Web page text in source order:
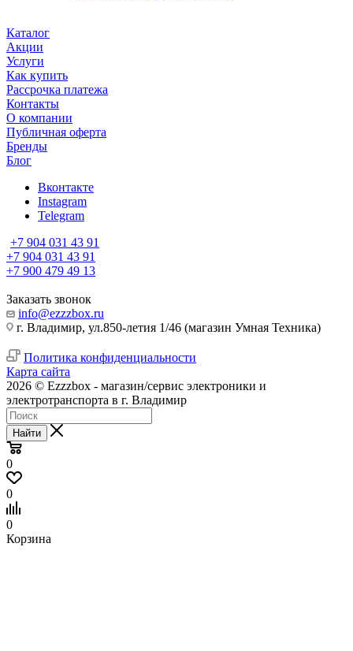
Каталог
Акции
Услуги
Как купить
Рассрочка платежа
Контакты
О компании
Публичная оферта
Бренды
Блог
Вконтакте
Instagram
Telegram
+7 904 031 43 91
+7 904 031 43 91
+7 900 479 49 13
Заказать звонок
info@ezzzbox.ru
г. Владимир, ул.850-летия 1/46 (магазин Умная Техника)
Политика конфиденциальности
Карта сайта
2026 © Ezzzbox - магазин/сервис электроники и
электротранспорта в г. Владимир
Найти
0
0
0
Корзина